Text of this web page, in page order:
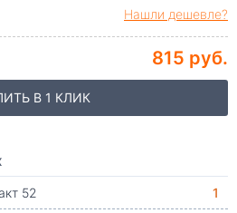
Нашли дешевле?
815 руб.
В 1 КЛИК
52
1